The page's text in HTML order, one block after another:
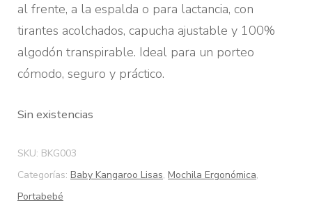
al frente, a la espalda o para lactancia, con
tirantes acolchados, capucha ajustable y 100%
algodón transpirable. Ideal para un porteo
cómodo, seguro y práctico.
Sin existencias
SKU: BKG003
Categorías: Baby Kangaroo Lisas, Mochila Ergonómica,
Portabebé